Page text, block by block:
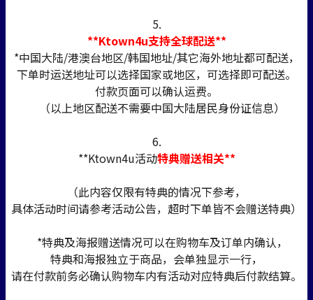
5.
**Ktown4u支持全球配送**
*中国大陆/港澳台地区/韩国地址/其它海外地址都可配送，
下单时运送地址可以选择国家或地区，可选择即可配送。
付款页面可以确认运费。
（以上地区配送不需要中国大陆居民身份证信息）
6.
**Ktown4u活动特典赠送相关**
（此内容仅限有特典的情况下参考，
具体活动时间请参考活动公告，超时下单皆不会赠送特典）
*特典及海报赠送情况可以在购物车及订单内确认，
特典和海报独立于商品，会单独显示一行，
请在付款前务必确认购物车内有活动对应特典后付款结算。